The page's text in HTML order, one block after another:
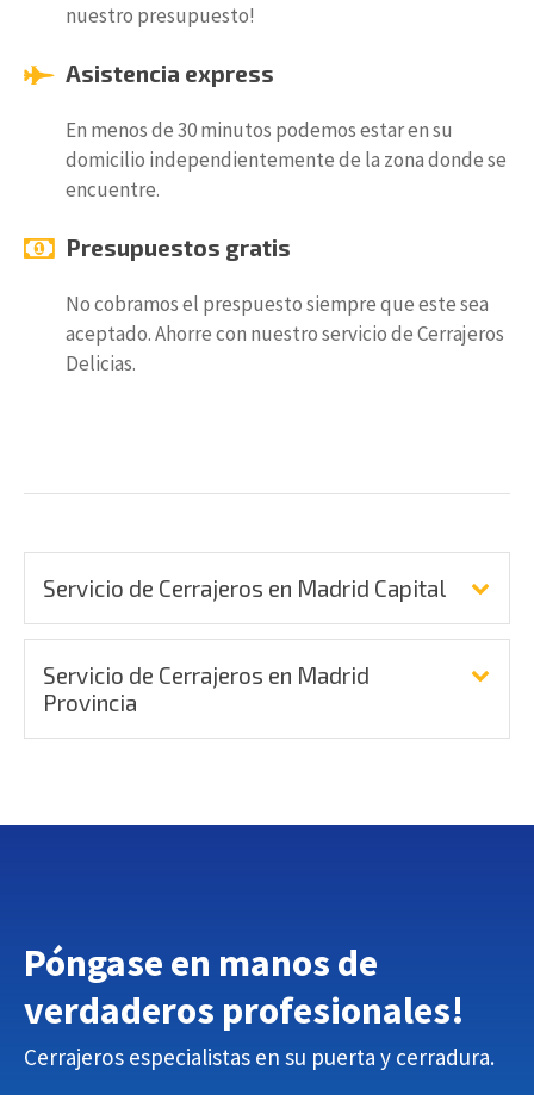
nuestro presupuesto!
Asistencia express
En menos de 30 minutos podemos estar en su
domicilio independientemente de la zona donde se
encuentre.
Presupuestos gratis
No cobramos el prespuesto siempre que este sea
aceptado. Ahorre con nuestro servicio de Cerrajeros
Delicias.
Servicio de Cerrajeros en Madrid Capital
Servicio de Cerrajeros en Madrid
Provincia
Póngase en manos de
verdaderos profesionales!
Cerrajeros especialistas en su puerta y cerradura.